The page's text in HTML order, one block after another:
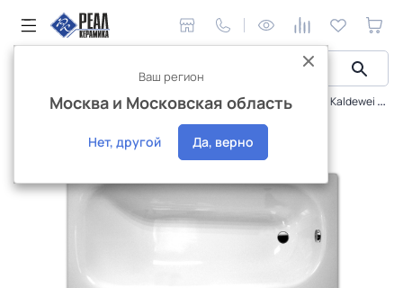
Сантехника и аксессуары Ванны Стальная ванна Kaldewei Форм Плюс 312 119812030001, 170х70
Ваш регион
Москва и Московская область
Нет, другой Да, верно